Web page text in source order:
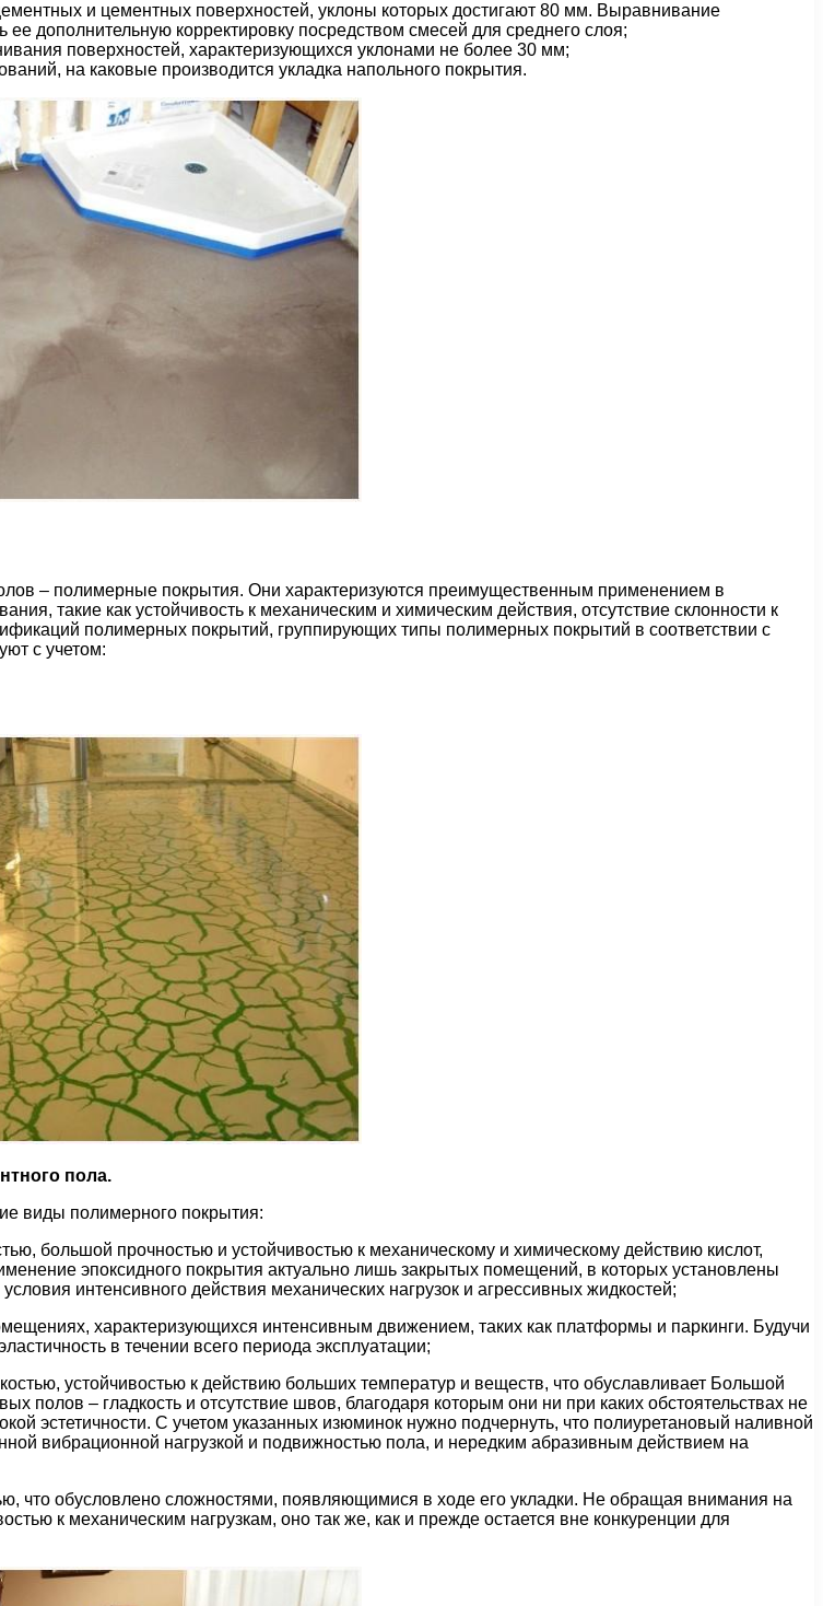
и цементных поверхностей, уклоны которых достигают 80 мм. Выравнивание
дополнительную корректировку посредством смесей для среднего слоя;
поверхностей, характеризующихся уклонами не более 30 мм;
на каковые производится укладка напольного покрытия.
– полимерные покрытия. Они характеризуются преимущественным применением в
такие как устойчивость к механическим и химическим действия, отсутствие склонности к
полимерных покрытий, группирующих типы полимерных покрытий в соответствии с
с учетом:
пола.
виды полимерного покрытия:
большой прочностью и устойчивостью к механическому и химическому действию кислот,
эпоксидного покрытия актуально лишь закрытых помещений, в которых установлены
интенсивного действия механических нагрузок и агрессивных жидкостей;
характеризующихся интенсивным движением, таких как платформы и паркинги. Будучи
в течении всего периода эксплуатации;
устойчивостью к действию больших температур и веществ, что обуславливает Большой
полов – гладкость и отсутствие швов, благодаря которым они ни при каких обстоятельствах не
эстетичности. С учетом указанных изюминок нужно подчернуть, что полиуретановый наливной
вибрационной нагрузкой и подвижностью пола, и нередким абразивным действием на
что обусловлено сложностями, появляющимися в ходе его укладки. Не обращая внимания на
к механическим нагрузкам, оно так же, как и прежде остается вне конкуренции для